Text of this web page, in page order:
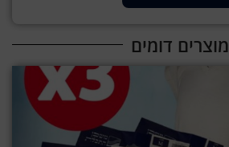
מוצרים דומים